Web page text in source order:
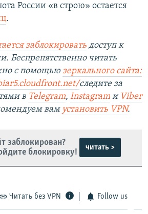
России «в строю» остается
.
заблокировать доступ к
Беспрепятственно читать
с помощью зеркального сайта:
следите за
в Telegram, Instagram и Viber
вам установить VPN.
заблокирован?
блокировку!
читать >
Читать без VPN Follow us